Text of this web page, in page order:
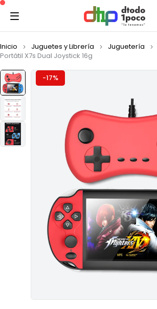
Inicio Juguetes y Librería Juguetería
Portátil X7s Dual Joystick 16g
-17%